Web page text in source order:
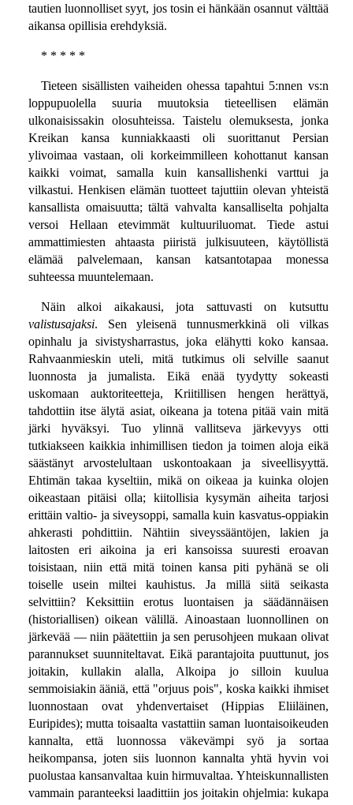
tautien luonnolliset syyt, jos tosin ei hänkään osannut välttää
aikansa opillisia erehdyksiä.
* * * * *
Tieteen sisällisten vaiheiden ohessa tapahtui 5:nnen vs:n
loppupuolella suuria muutoksia tieteellisen elämän
ulkonaisissakin olosuhteissa. Taistelu olemuksesta, jonka
Kreikan kansa kunniakkaasti oli suorittanut Persian
ylivoimaa vastaan, oli korkeimmilleen kohottanut kansan
kaikki voimat, samalla kuin kansallishenki varttui ja
vilkastui. Henkisen elämän tuotteet tajuttiin olevan yhteistä
kansallista omaisuutta; tältä vahvalta kansalliselta pohjalta
versoi Hellaan etevimmät kultuuriluomat. Tiede astui
ammattimiesten ahtaasta piiristä julkisuuteen, käytöllistä
elämää palvelemaan, kansan katsantotapaa monessa
suhteessa muuntelemaan.
Näin alkoi aikakausi, jota sattuvasti on kutsuttu
valistusajaksi. Sen yleisenä tunnusmerkkinä oli vilkas
opinhalu ja sivistysharrastus, joka elähytti koko kansaa.
Rahvaanmieskin uteli, mitä tutkimus oli selville saanut
luonnosta ja jumalista. Eikä enää tyydytty sokeasti
uskomaan auktoriteetteja, Kriitillisen hengen herättyä,
tahdottiin itse älytä asiat, oikeana ja totena pitää vain mitä
järki hyväksyi. Tuo ylinnä vallitseva järkevyys otti
tutkiakseen kaikkia inhimillisen tiedon ja toimen aloja eikä
säästänyt arvostelultaan uskontoakaan ja siveellisyyttä.
Ehtimän takaa kyseltiin, mikä on oikeaa ja kuinka olojen
oikeastaan pitäisi olla; kiitollisia kysymän aiheita tarjosi
erittäin valtio- ja siveysoppi, samalla kuin kasvatus-oppiakin
ahkerasti pohdittiin. Nähtiin siveyssääntöjen, lakien ja
laitosten eri aikoina ja eri kansoissa suuresti eroavan
toisistaan, niin että mitä toinen kansa piti pyhänä se oli
toiselle usein miltei kauhistus. Ja millä siitä seikasta
selvittiin? Keksittiin erotus luontaisen ja säädännäisen
(historiallisen) oikean välillä. Ainoastaan luonnollinen on
järkevää — niin päätettiin ja sen perusohjeen mukaan olivat
parannukset suunniteltavat. Eikä parantajoita puuttunut, jos
joitakin, kullakin alalla, Alkoipa jo silloin kuulua
semmoisiakin ääniä, että "orjuus pois", koska kaikki ihmiset
luonnostaan ovat yhdenvertaiset (Hippias Eliiläinen,
Euripides); mutta toisaalta vastattiin saman luontaisoikeuden
kannalta, että luonnossa väkevämpi syö ja sortaa
heikompansa, joten siis luonnon kannalta yhtä hyvin voi
puolustaa kansanvaltaa kuin hirmuvaltaa. Yhteiskunnallisten
vammain paranteeksi laadittiin jos joitakin ohjelmia: kukapa